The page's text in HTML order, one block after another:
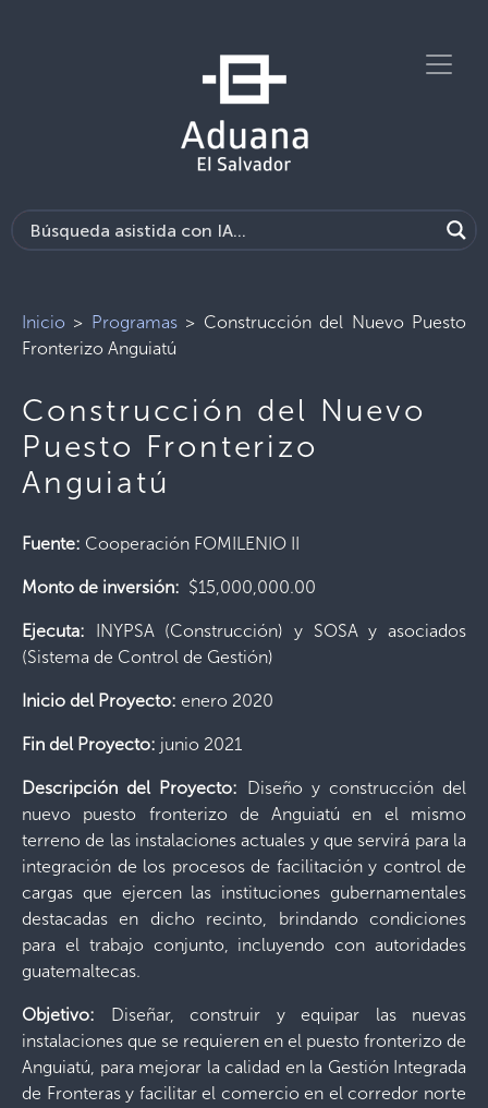
Inicio > Programas> Construcción del Nuevo Puesto
Fronterizo Anguiatú
Construcción del Nuevo
Puesto Fronterizo
Anguiatú
Fuente: Cooperación FOMILENIO II
Monto de inversión: $15,000,000.00
Ejecuta: INYPSA (Construcción) y SOSA y asociados
(Sistema de Control de Gestión)
Inicio del Proyecto: enero 2020
Fin del Proyecto: junio 2021
Descripción del Proyecto: Diseño y construcción del
nuevo puesto fronterizo de Anguiatú en el mismo
terreno de las instalaciones actuales y que servirá para la
integración de los procesos de facilitación y control de
cargas que ejercen las instituciones gubernamentales
destacadas en dicho recinto, brindando condiciones
para el trabajo conjunto, incluyendo con autoridades
guatemaltecas.
Objetivo: Diseñar, construir y equipar las nuevas
instalaciones que se requieren en el puesto fronterizo de
Anguiatú, para mejorar la calidad en la Gestión Integrada
de Fronteras y facilitar el comercio en el corredor norte